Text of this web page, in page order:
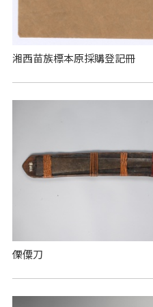
湘西苗族標本原採購登記冊
傈僳刀